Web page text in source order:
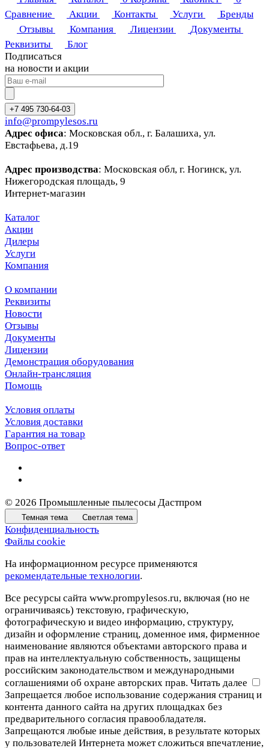
Сравнение
Акции Контакты Услуги
Бренды
Отзывы
Компания Лицензии
Документы
Реквизиты
Блог
Подписаться
на новости и акции
+7 495 730-64-03
info@prompylesos.ru
Адрес офиса: Московская обл., г. Балашиха, ул.
Евстафьева, д.19
Адрес производства: Московская обл, г. Ногинск, ул.
Нижегородская площадь, 9
Интернет-магазин
Каталог
Акции
Дилеры
Услуги
Компания
О компании
Реквизиты
Новости
Отзывы
Документы
Лицензии
Демонстрация оборудования
Онлайн-трансляция
Помощь
Условия оплаты
Условия доставки
Гарантия на товар
Вопрос-ответ
© 2026 Промышленные пылесосы Дастпром
Темная тема Светлая тема
Конфиденциальность
Файлы cookie
На информационном ресурсе применяются
рекомендательные технологии.
Все ресурсы сайта www.prompylesos.ru, включая (но не
ограничиваясь) текстовую, графическую,
фотографическую и видео информацию, структуру,
дизайн и оформление страниц, доменное имя, фирменное
наименование являются объектами авторского права и
прав на интеллектуальную собственность, защищены
российским законодательством и международными
соглашениями об охране авторских прав. Читать далее
Запрещается любое использование содержания страниц и
контента данного сайта на других площадках без
предварительного согласия правообладателя.
Запрещаются любые иные действия, в результате которых
у пользователей Интернета может сложиться впечатление,